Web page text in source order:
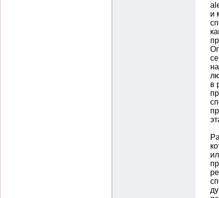
и
в